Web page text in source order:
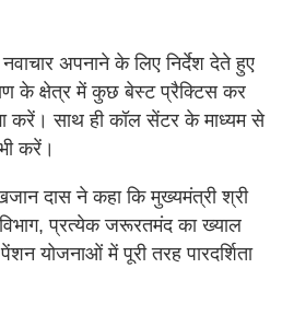
अपनाने के लिए निर्देश देते हुए
के क्षेत्र में कुछ बेस्ट प्रैक्टिस कर
करें। साथ ही कॉल सेंटर के माध्यम से
करें।
दास ने कहा कि मुख्यमंत्री श्री
प्रत्येक जरूरतमंद का ख्याल
योजनाओं में पूरी तरह पारदर्शिता